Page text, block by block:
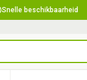
Snelle beschikbaarheid